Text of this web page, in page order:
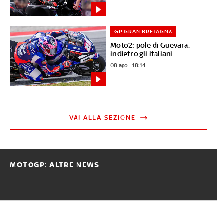
Moto2: pole di Guevara,
indietro gli italiani
GP GRAN BRETAGNA
08 ago - 18:14
VAI ALLA SEZIONE
MOTOGP: ALTRE NEWS